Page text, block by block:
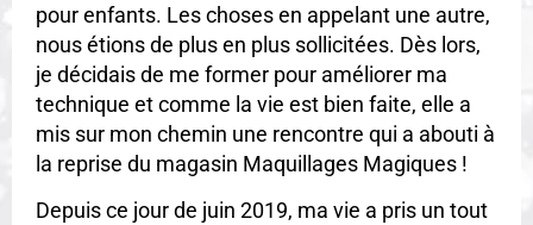
pour enfants. Les choses en appelant une autre,
nous étions de plus en plus sollicitées. Dès lors,
je décidais de me former pour améliorer ma
technique et comme la vie est bien faite, elle a
mis sur mon chemin une rencontre qui a abouti à
la reprise du magasin Maquillages Magiques !
Depuis ce jour de juin 2019, ma vie a pris un tout